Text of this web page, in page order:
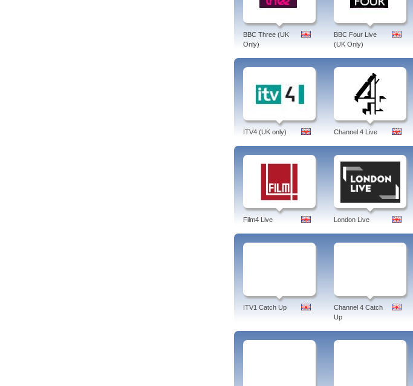
BBC Three (UK
Only)
BBC Four Live
(UK Only)
ITV4 (UK only) Channel 4 Live
Film4 Live London Live
ITV1 Catch Up
Channel 4 Catch
Up